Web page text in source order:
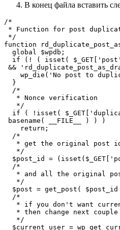
В конец файла вставить
/*
* Function for post
*/
function
  global $wpdb;
if (! ( isset(
&&
wp_die('No post to
  }
  /*
   * Nonce verification
   */
if ( !isset(
basename( __FILE__ ) ) )
    return;
  /*
* get the original post
   */
$post_id =
  /*
* and all the original
   */
$post = get_post( $post_id
  /*
* if you don't want
* then change next
   */
$current_user =